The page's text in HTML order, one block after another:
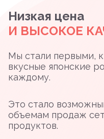
Низкая цена
И ВЫСОКОЕ
Мы стали первыми,
вкусные японские
каждому.
Это стало
объемам продаж
продуктов.